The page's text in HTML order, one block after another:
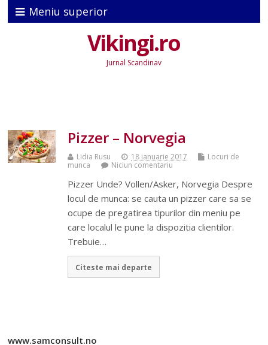
Meniu superior
Vikingi.ro
Jurnal Scandinav
Pizzer – Norvegia
Lidia Rusu 18 ianuarie 2017
Locuri de
munca
Niciun comentariu
Pizzer Unde? Vollen/Asker, Norvegia Despre
locul de munca: se cauta un pizzer care sa se
ocupe de pregatirea tipurilor din meniu pe
care localul le pune la dispozitia clientilor.
Trebuie…
Citeste mai departe
www.samconsult.no